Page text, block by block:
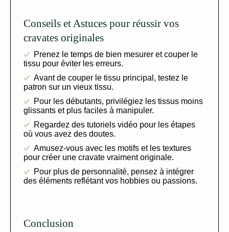
Conseils et Astuces pour réussir vos
cravates originales
Prenez le temps de bien mesurer et couper le
tissu pour éviter les erreurs.
Avant de couper le tissu principal, testez le
patron sur un vieux tissu.
Pour les débutants, privilégiez les tissus moins
glissants et plus faciles à manipuler.
Regardez des tutoriels vidéo pour les étapes
où vous avez des doutes.
Amusez-vous avec les motifs et les textures
pour créer une cravate vraiment originale.
Pour plus de personnalité, pensez à intégrer
des éléments reflétant vos hobbies ou passions.
Conclusion